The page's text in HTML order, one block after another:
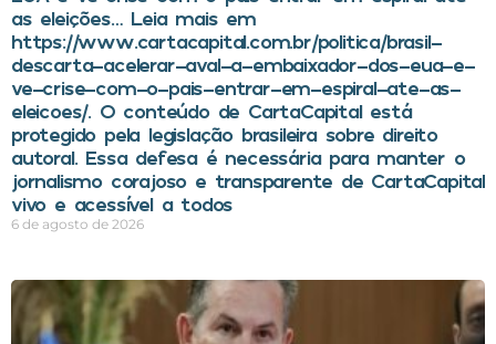
as eleições… Leia mais em
https://www.cartacapital.com.br/politica/brasil-
descarta-acelerar-aval-a-embaixador-dos-eua-e-
ve-crise-com-o-pais-entrar-em-espiral-ate-as-
eleicoes/. O conteúdo de CartaCapital está
protegido pela legislação brasileira sobre direito
autoral. Essa defesa é necessária para manter o
jornalismo corajoso e transparente de CartaCapital
vivo e acessível a todos
6 de agosto de 2026